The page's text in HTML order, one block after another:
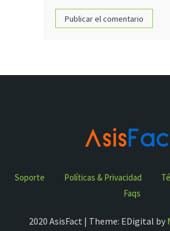
Soporte Políticas & Privacidad
Faqs
2020 AsisFact | Theme: EDigital by